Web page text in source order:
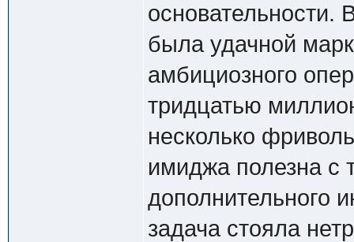
основательности.
была удачной
амбициозного
тридцатью
несколько
имиджа полезна с
дополнительного
задача стояла